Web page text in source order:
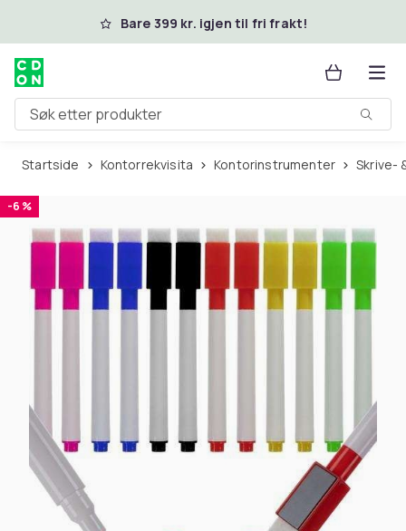
Hopp til hovedinnholdBare 399 kr. igjen til fri frakt!
Søk etter produkter
Startside Kontorrekvisita Kontorinstrumenter
-6 %